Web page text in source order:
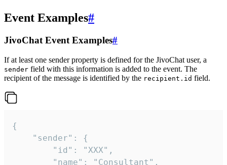
Event Examples#
JivoChat Event Examples#
If at least one sender property is defined for the JivoChat user, a
sender field with this information is added to the event. The
recipient of the message is identified by the recipient.id field.
{